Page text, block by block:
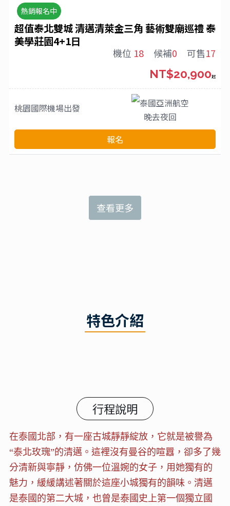
熱銷報名中
超值泰北雙城 清邁清萊金三角 藝術雙廟巡禮 泰
美學莊園4+1日
機位 18 候補0 可售17
桃園國際機場出發
泰國亞洲航空
晚去夜回
NT$20,900起
報名
查看更多
特色介紹
行程說明
在泰國北部，有一座古城靜靜綻放，它就是被譽為
“泰北玫瑰”的清邁。這裡沒有曼谷的喧囂，卻多了幾
分清新與寧靜，仿佛一位溫婉的女子，用她獨有的
魅力，緩緩講述著關於這座小城獨有的韻味。清邁
是泰國的第二大城，也曾是泰國史上第一個獨立國